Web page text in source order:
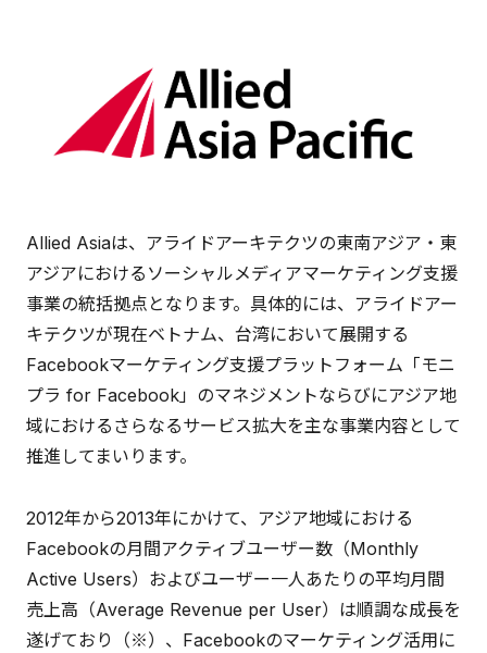
Allied Asiaは、アライドアーキテクツの東南アジア・東
アジアにおけるソーシャルメディアマーケティング支援
事業の統括拠点となります。具体的には、アライドアー
キテクツが現在ベトナム、台湾において展開する
Facebookマーケティング支援プラットフォーム「モニ
プラ for Facebook」のマネジメントならびにアジア地
域におけるさらなるサービス拡大を主な事業内容として
推進してまいります。
2012年から2013年にかけて、アジア地域における
Facebookの月間アクティブユーザー数（Monthly
Active Users）およびユーザー一人あたりの平均月間
売上高（Average Revenue per User）は順調な成長を
遂げており（※）、Facebookのマーケティング活用に